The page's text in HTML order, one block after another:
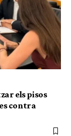
els pisos
contra